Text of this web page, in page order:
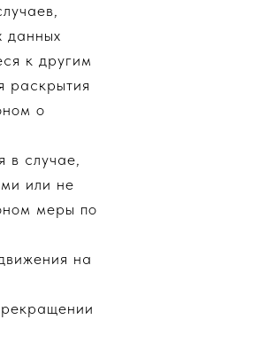
данных
к другим
раскрытия
о
в случае,
или не
меры по
на